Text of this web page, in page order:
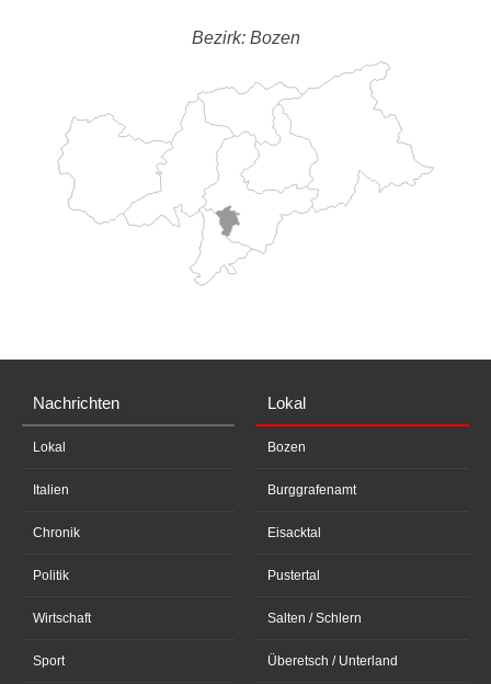
Bezirk: Bozen
Nachrichten
Lokal
Italien
Chronik
Politik
Wirtschaft
Sport
Lokal
Bozen
Burggrafenamt
Eisacktal
Pustertal
Salten / Schlern
Überetsch / Unterland